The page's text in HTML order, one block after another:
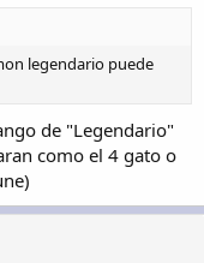
legendario puede
de "Legendario"
como el 4 gato o